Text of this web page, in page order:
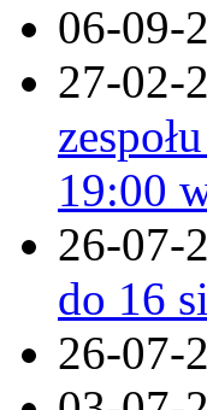
06-09-
27-02-
19:00
26-07-
do 16
26-07-